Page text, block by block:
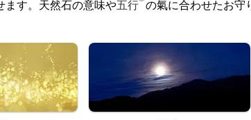
ます。天然石の意味や五行 の氣に合わせたお守